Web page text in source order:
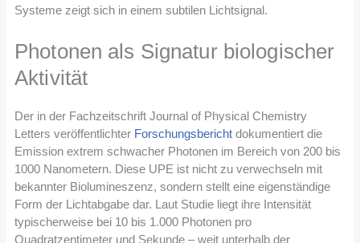
Systeme zeigt sich in einem subtilen Lichtsignal.
Photonen als Signatur biologischer
Aktivität
Der in der Fachzeitschrift Journal of Physical Chemistry
Letters veröffentlichter Forschungsbericht dokumentiert die
Emission extrem schwacher Photonen im Bereich von 200 bis
1000 Nanometern. Diese UPE ist nicht zu verwechseln mit
bekannter Biolumineszenz, sondern stellt eine eigenständige
Form der Lichtabgabe dar. Laut Studie liegt ihre Intensität
typischerweise bei 10 bis 1.000 Photonen pro
Quadratzentimeter und Sekunde – weit unterhalb der